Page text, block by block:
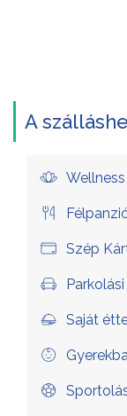
A
Szép
Saját